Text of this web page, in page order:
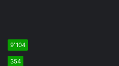
9٬104
354